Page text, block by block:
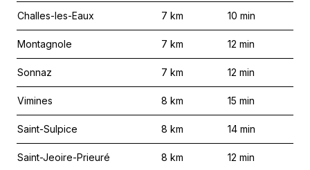
Challes-les-Eaux 7 km 10 min
Montagnole 7 km 12 min
Sonnaz 7 km 12 min
Vimines 8 km 15 min
Saint-Sulpice 8 km 14 min
Saint-Jeoire-Prieuré 8 km 12 min